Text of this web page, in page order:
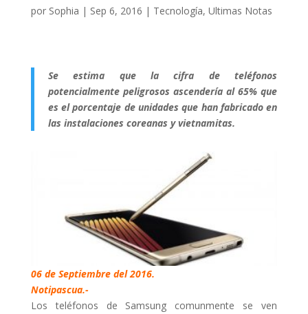
por Sophia | Sep 6, 2016 | Tecnología, Ultimas Notas
Se estima que la cifra de teléfonos
potencialmente peligrosos ascendería al 65% que
es el porcentaje de unidades que han fabricado en
las instalaciones coreanas y vietnamitas.
06 de Septiembre del 2016.
Notipascua.-
Los teléfonos de Samsung comunmente se ven